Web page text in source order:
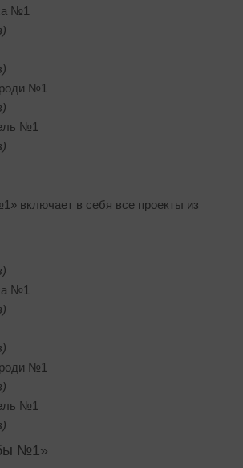
№1
№1
№1
включает в себя все проекты из
№1
№1
№1
№1»